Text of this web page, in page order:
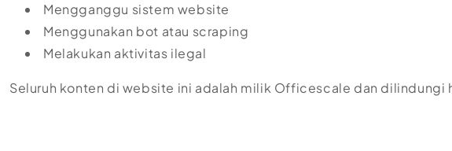
Mengganggu sistem website
Menggunakan bot atau scraping
Melakukan aktivitas ilegal
Seluruh konten di website ini adalah milik Officescale dan dilindungi